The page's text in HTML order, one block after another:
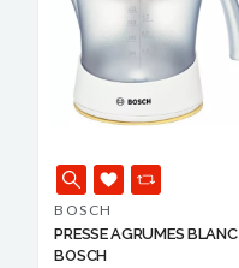
BOSCH
PRESSE AGRUMES BLANC
BOSCH